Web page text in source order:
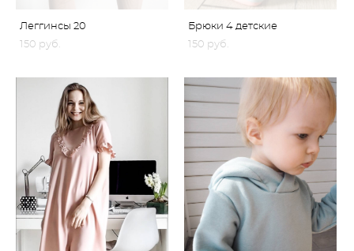
Леггинсы 20
150 pуб.
Брюки 4 детские
150 pуб.